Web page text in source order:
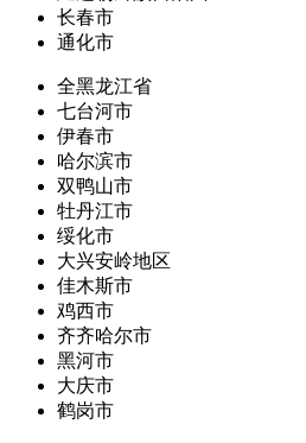
长春市
通化市
全黑龙江省
七台河市
伊春市
哈尔滨市
双鸭山市
牡丹江市
绥化市
大兴安岭地区
佳木斯市
鸡西市
齐齐哈尔市
黑河市
大庆市
鹤岗市